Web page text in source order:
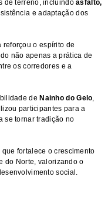
de terreno, incluindoasfalto,
e adaptação dos
reforçou o espírito de
não apenas a prática de
os corredores e a
de Nainho do Gelo,
participantes para a
se tornar tradição no
fortalece o crescimento
do Norte, valorizando o
social.